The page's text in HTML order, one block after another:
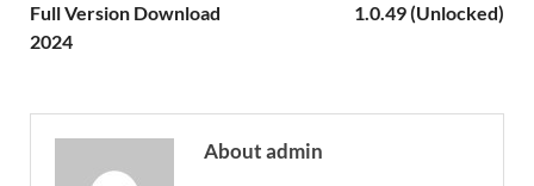
Full Version Download
2024
1.0.49 (Unlocked)
About admin